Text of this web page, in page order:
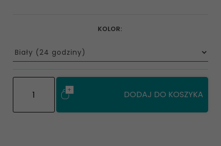
KOLOR:
options[134]
DODAJ DO KOSZYKA